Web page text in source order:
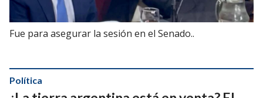
Fue para asegurar la sesión en el Senado..
Política